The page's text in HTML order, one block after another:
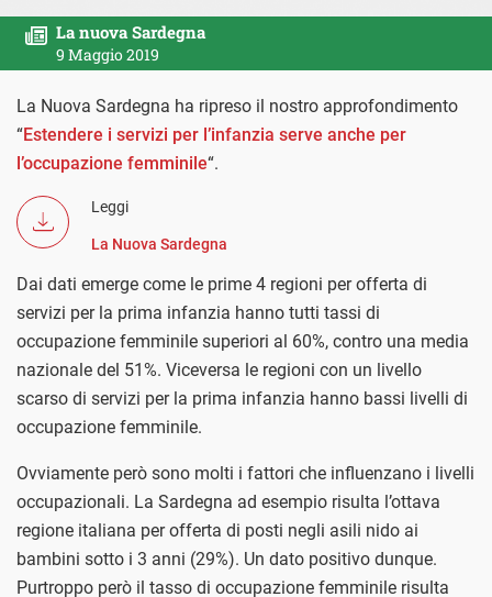
La nuova Sardegna
9 Maggio 2019
La Nuova Sardegna ha ripreso il nostro approfondimento
“Estendere i servizi per l’infanzia serve anche per
l’occupazione femminile“.
Leggi
La Nuova Sardegna
Dai dati emerge come le prime 4 regioni per offerta di
servizi per la prima infanzia hanno tutti tassi di
occupazione femminile superiori al 60%, contro una media
nazionale del 51%. Viceversa le regioni con un livello
scarso di servizi per la prima infanzia hanno bassi livelli di
occupazione femminile.
Ovviamente però sono molti i fattori che influenzano i livelli
occupazionali. La Sardegna ad esempio risulta l’ottava
regione italiana per offerta di posti negli asili nido ai
bambini sotto i 3 anni (29%). Un dato positivo dunque.
Purtroppo però il tasso di occupazione femminile risulta